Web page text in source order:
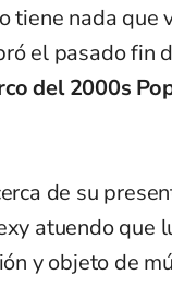
nada que
el pasado fin
del 2000s
de su
atuendo que
y objeto de